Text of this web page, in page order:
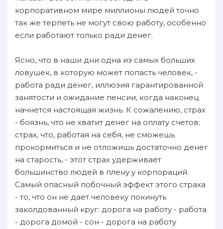
корпоративном мире миллионы людей точно
так же терпеть не могут свою работу, особенно
если работают только ради денег.
Ясно, что в наши дни одна из самых больших
ловушек, в которую может попасть человек, -
работа ради денег, иллюзия гарантированной
занятости и ожидание пенсии, когда наконец
начнется настоящая жизнь. К сожалению, страх
- боязнь, что не хватит денег на оплату счетов;
страх, что, работая на себя, не сможешь
прокормиться и не отложишь достаточно денег
на старость, - этот страх удерживает
большинство людей в плену у корпораций.
Самый опасный побочный эффект этого страха
- то, что он не дает человеку покинуть
заколдованный круг: дорога на работу - работа
- дорога домой - сон - дорога на работу